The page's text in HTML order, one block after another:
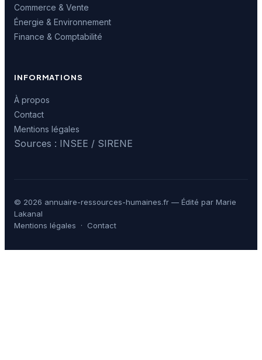
Commerce & Vente
Énergie & Environnement
Finance & Comptabilité
INFORMATIONS
À propos
Contact
Mentions légales
Sources : INSEE / SIRENE
© 2026 annuaire-ressources-humaines.fr — Édité par Marie
Lakanal
Mentions légales · Contact